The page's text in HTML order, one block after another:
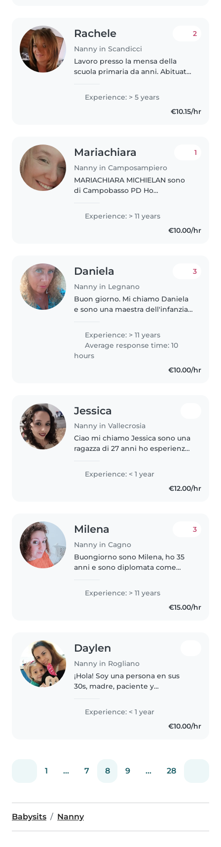
Rachele
Nanny in Scandicci
2
Lavoro presso la mensa della
scuola primaria da anni. Abituata
dai 3 agli 11 anni Sono esperta
nell'occuparmi di bambini Ho
Experience: > 5 years
€10.15/hr
Mariachiara
Nanny in Camposampiero
1
MARIACHIARA MICHIELAN sono
di Campobasso PD Ho
insegnante scuola infanzia e
nido come animatrice turistica
junior e tata e come babysitter e
Experience: > 11 years
€10.00/hr
Daniela
Nanny in Legnano
3
Buon giorno. Mi chiamo Daniela
e sono una maestra dell'infanzia,
di 20 anni, sia presso famiglie
private che nelle scuole...
Experience: > 11 years
Average response time: 10
hours
€10.00/hr
Jessica
Nanny in Vallecrosia
Ciao mi chiamo Jessica sono una
ragazza di 27 anni ho esperienza
persona precisa affidabile mi
piacciono i bambini sono portata
per questo ruollo ho bisogno..
Experience: < 1 year
€12.00/hr
Milena
Nanny in Cagno
3
Buongiorno sono Milena, ho 35
anni e sono diplomata come
laureando come insegnante e
educatrice d infanzia . Lavoro da
Experience: > 11 years
€15.00/hr
Daylen
Nanny in Rogliano
¡Hola! Soy una persona en sus
30s, madre, paciente y
con niños. Tengo experiencia
cuidando niños en edad de
guardería y me encanta dibujar,
Experience: < 1 year
€10.00/hr
1 ... 7 8 9 ... 28
Babysits Nanny